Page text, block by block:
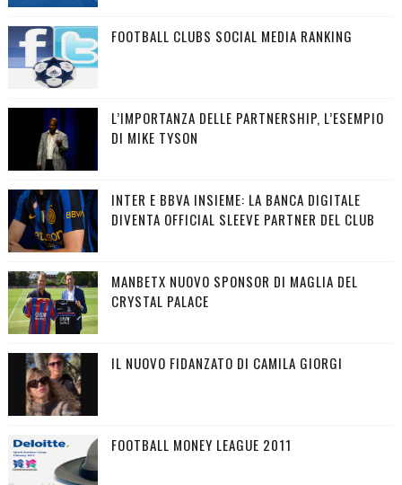
FOOTBALL CLUBS SOCIAL MEDIA RANKING
L’IMPORTANZA DELLE PARTNERSHIP, L’ESEMPIO
DI MIKE TYSON
INTER E BBVA INSIEME: LA BANCA DIGITALE
DIVENTA OFFICIAL SLEEVE PARTNER DEL CLUB
MANBETX NUOVO SPONSOR DI MAGLIA DEL
CRYSTAL PALACE
IL NUOVO FIDANZATO DI CAMILA GIORGI
FOOTBALL MONEY LEAGUE 2011